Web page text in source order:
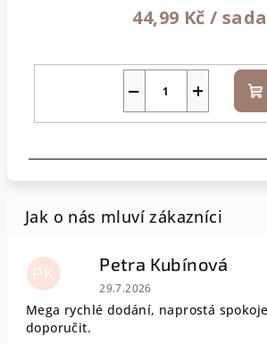
44,99 Kč/ sada
+
− Do
PK Petra Kubínová
Hodnocení obchodu je 5 z
29.7.2026
Mega rychlé dodání, naprostá
doporučit.